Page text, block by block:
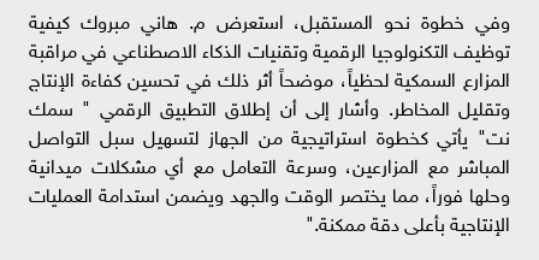
وفي خطوة نحو المستقبل، استعرض م. هاني مبروك كيفية
توظيف التكنولوجيا الرقمية وتقنيات الذكاء الاصطناعي في مراقبة
المزارع السمكية لحظياً، موضحاً أثر ذلك في تحسين كفاءة الإنتاج
وتقليل المخاطر. وأشار إلى أن إطلاق التطبيق الرقمي " سمك
نت" يأتي كخطوة استراتيجية من الجهاز لتسهيل سبل التواصل
المباشر مع المزارعين، وسرعة التعامل مع أي مشكلات ميدانية
وحلها فوراً، مما يختصر الوقت والجهد ويضمن استدامة العمليات
الإنتاجية بأعلى دقة ممكنة."